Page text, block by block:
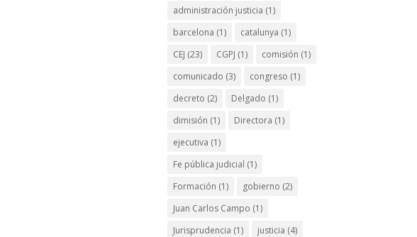
administración justicia (1)
barcelona (1) catalunya (1)
CEJ (23) CGPJ (1) comisión (1)
comunicado (3) congreso (1)
decreto (2) Delgado (1)
dimisión (1) Directora (1)
ejecutiva (1)
Fe pública judicial (1)
Formación (1) gobierno (2)
Juan Carlos Campo (1)
Jurisprudencia (1) justicia (4)